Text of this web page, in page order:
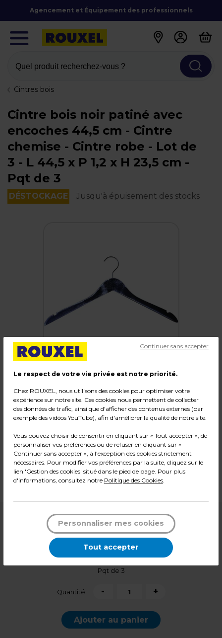
Agencement et Équipement des professionnels
Quel produit recherchez-vous ?
Cintres bois
Cintre bois noir patiné avec
encoches 44,5 cm - Cintre
chemise - Cintre robe - Lot de
3 - L 44,5 x P 1,2 x H 23,5 cm -
Pqt de 3
DÉSTOCKAGE Jusqu'à épuisement des stocks
Cintre bois noir patiné avec encoches 44,5 cm
- Cintre chemise - Cintre robe - Lot de 3
Code :300753
Couleur : Noir
Matière : Bois
Dimensions : L 44,5 x P 1,2 x H 23,5 cm
Poids : 0,28 kg
4,49
3,49€ HT
4,19€ TTC*
Pqt de 3
Quantité - +
Ajouter au panier
Le respect de votre vie privée est notre priorité.
Chez ROUXEL, nous utilisons des cookies pour optimiser votre
expérience sur notre site. Ces cookies nous permettent de collecter
des données de trafic, ainsi que d'afficher des contenus externes (par
exemple des vidéos YouTube), afin d'améliorer la qualité de notre site.
Vous pouvez choisir de consentir en cliquant sur « Tout accepter », de
personnaliser vos préférences ou de refuser en cliquant sur «
Continuer sans accepter », à l'exception des cookies strictement
nécessaires. Pour modifier vos préférences par la suite, cliquez sur le
lien 'Gestion des cookies' situé dans le pied de page. Pour plus
d'informations, consultez notre Politique des Cookies.
Continuer sans accepter
Personnaliser mes cookies
Tout accepter